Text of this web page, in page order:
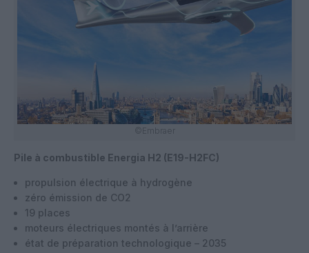
©Embraer
Pile à combustible Energia H2 (E19-H2FC)
propulsion électrique à hydrogène
zéro émission de CO2
19 places
moteurs électriques montés à l’arrière
état de préparation technologique – 2035